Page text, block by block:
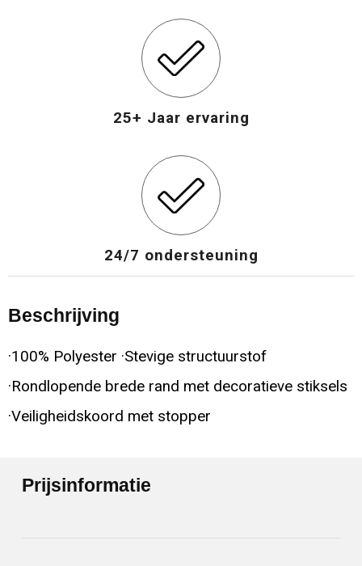
Opvouwbare tassen
Waterbestendige tassen
Bowlingtassen
Katoenen draagtassen
25+ Jaar ervaring
24/7 ondersteuning
Beschrijving
·100% Polyester ·Stevige structuurstof
·Rondlopende brede rand met decoratieve stiksels
·Veiligheidskoord met stopper
Prijsinformatie